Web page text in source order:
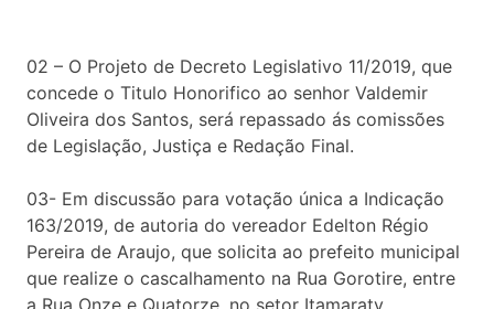
02 – O Projeto de Decreto Legislativo 11/2019, que
concede o Titulo Honorifico ao senhor Valdemir
Oliveira dos Santos, será repassado ás comissões
de Legislação, Justiça e Redação Final.
03- Em discussão para votação única a Indicação
163/2019, de autoria do vereador Edelton Régio
Pereira de Araujo, que solicita ao prefeito municipal
que realize o cascalhamento na Rua Gorotire, entre
a Rua Onze e Quatorze, no setor Itamaraty.